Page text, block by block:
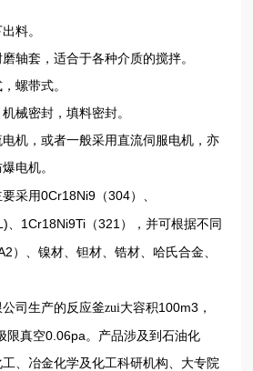
料。
轴套，适合于各种介质的搅拌。
螺带式。
械密封，填料密封。
机，或者一般采用直流伺服电机，亦
电机。
要采用0Cr18Ni9 （304）、
1Cr18Ni9Ti （321 ），并可根据不同
）、镍材、钽材、锆材、哈氏合金、
司生产的反应釜zui大容积100m3 ，
限真空0.06pa 。产品涉及到石油化
、冶金化学及化工科研机构、大专院